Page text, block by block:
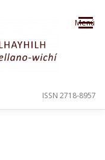
Menú
ISSN 2718-8957